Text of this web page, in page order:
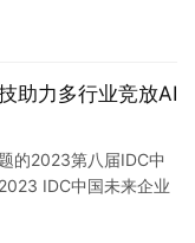
助力多行业竞放AI
的2023第八届IDC中
IDC中国未来企业